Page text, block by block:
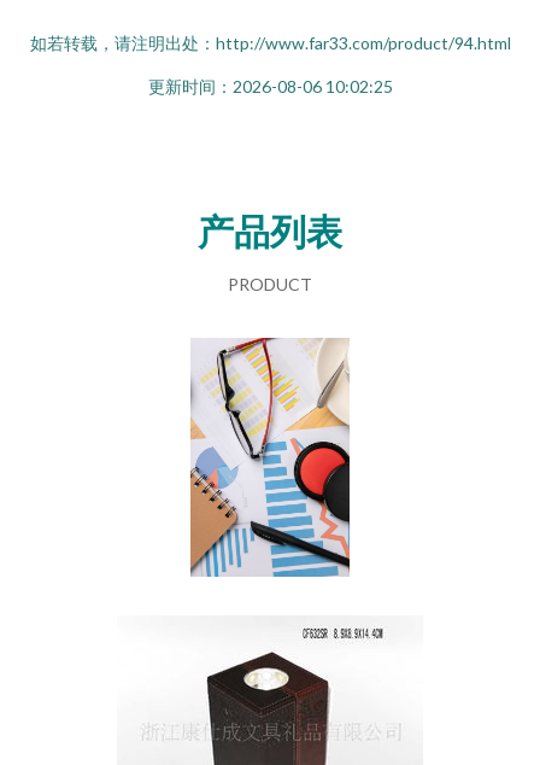
如若转载，请注明出处：http://www.far33.com/product/94.html
更新时间：2026-08-06 10:02:25
产品列表
PRODUCT